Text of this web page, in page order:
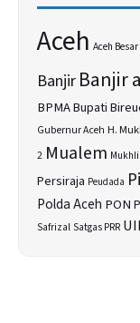
Aceh Aceh Besar
BanjirBanjir
BPMABupati
Gubernur Aceh H.
2 Mualem
Persiraja Peudada
Polda Aceh PON
SafrizalSatgas PRR